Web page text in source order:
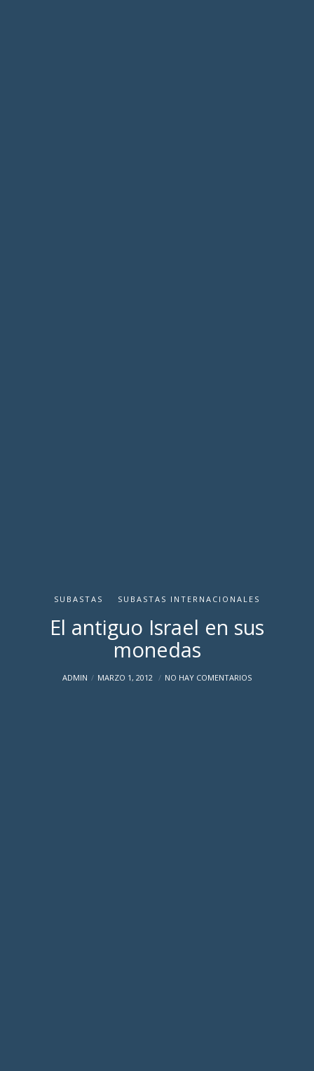
SUBASTAS SUBASTAS INTERNACIONALES
El antiguo Israel en sus
monedas
ADMIN MARZO 1, 2012 NO HAY COMENTARIOS